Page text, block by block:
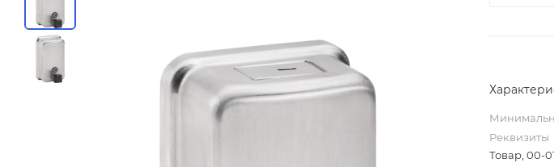
Реквизиты
Товар, 00-